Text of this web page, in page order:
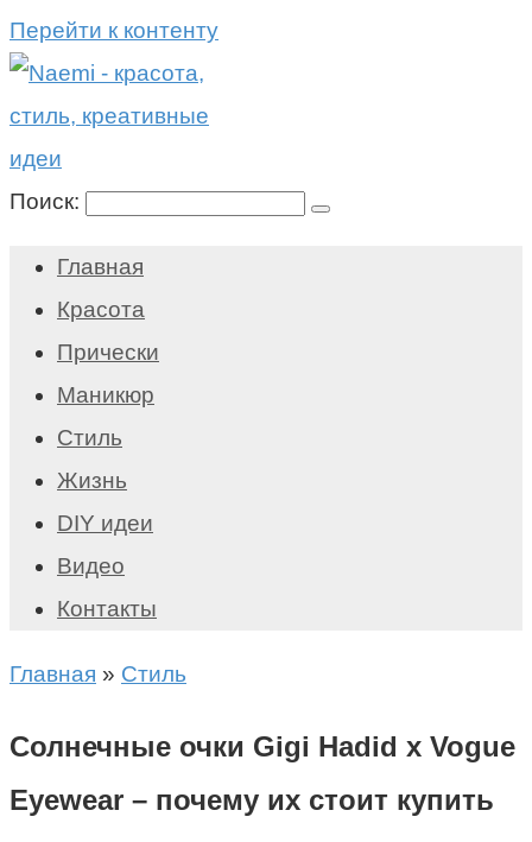
Перейти к контенту
Поиск:
Главная
Красота
Прически
Маникюр
Стиль
Жизнь
DIY идеи
Видео
Контакты
Главная » Стиль
Солнечные очки Gigi Hadid x Vogue
Eyewear – почему их стоит купить